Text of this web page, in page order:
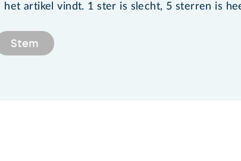
artikel vindt. 1 ster is slecht, 5 sterren is
Stem